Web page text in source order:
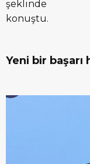
şeklinde
konuştu.
Yeni bir başarı